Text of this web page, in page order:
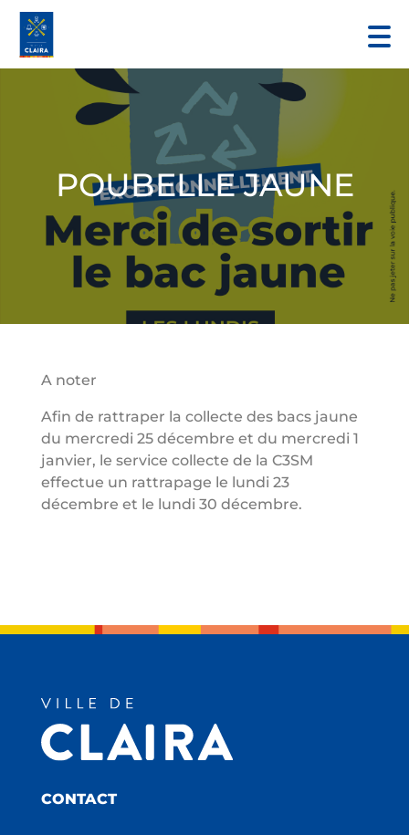
POUBELLE JAUNE
A noter
Afin de rattraper la collecte des bacs jaune
du mercredi 25 décembre et du mercredi 1
janvier, le service collecte de la C3SM
effectue un rattrapage le lundi 23
décembre et le lundi 30 décembre.
CONTACT